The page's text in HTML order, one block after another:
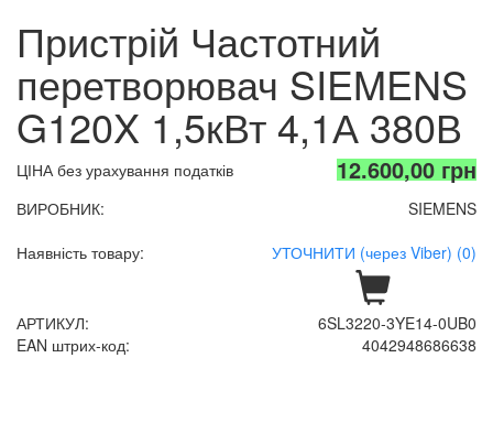
Пристрій Частотний
перетворювач SIEMENS
G120X 1,5кВт 4,1А 380В
ЦІНА без урахування податків 12.600,00 грн
ВИРОБНИК:
SIEMENS
Наявність товару:
УТОЧНИТИ (через Viber) (0)
АРТИКУЛ:
6SL3220-3YE14-0UB0
EAN штрих-код:
4042948686638